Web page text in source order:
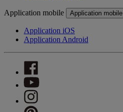
Application mobile Application mobile
Application iOS
Application Android